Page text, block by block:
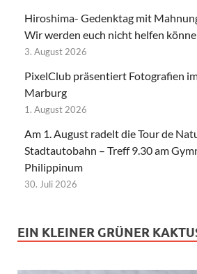
Hiroshima- Gedenktag mit
Wir werden euch nicht helfen
3. August 2026
PixelClub präsentiert Fotografien
Marburg
1. August 2026
Am 1. August radelt die Tour de
Stadtautobahn – Treff 9.30 am
Philippinum
30. Juli 2026
EIN KLEINER GRÜNER